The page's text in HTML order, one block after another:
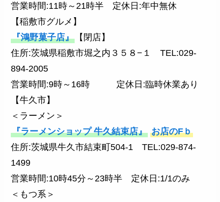
営業時間:11時～21時半 定休日:年中無休
【稲敷市グルメ】
『鴻野菓子店』 【閉店】
住所:茨城県稲敷市堀之内３５８−１ TEL:029-
894-2005
営業時間:9時～16時 定休日:臨時休業あり
【牛久市】
＜ラーメン＞
『ラーメンショップ 牛久結束店』 お店のFｂ
住所:茨城県牛久市結束町504-1 TEL:029-874-
1499
営業時間:10時45分～23時半 定休日:1/1のみ
＜もつ系＞